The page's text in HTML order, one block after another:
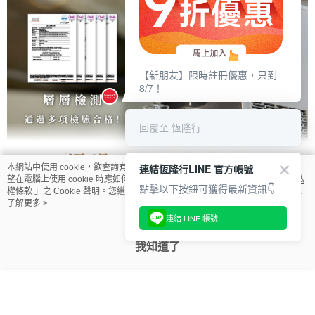
本網站中使用 cookie，欲查詢有關本網站使用 cookie 方式之詳情，及若您不希
望在電腦上使用 cookie 時應如何變更電腦的 cookie 設定，請參閱本網站「
隱私
權條款 」之 Cookie 聲明。您繼續使用本網站即表示您同意本公司得按本網站使
用條款之 Cookie 聲明使用 cookie。
了解更多 >
我知道了
【新朋友】限時註冊優惠，只到
8/7！
回覆至 恆隆行
連結恆隆行LINE 官方帳號
點擊以下按鈕可獲得最新資訊👇
連結 LINE 帳號